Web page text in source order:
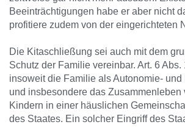
Beeinträchtigungen habe er aber nicht
profitiere zudem von der eingerichteten
Die Kitaschließung sei auch mit dem
Schutz der Familie vereinbar. Art. 6 Abs.
insoweit die Familie als Autonomie- und
und insbesondere das Zusammenleben
Kindern in einer häuslichen
des Staates. Ein solcher Eingriff des